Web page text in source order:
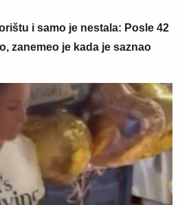
i samo je nestala: Posle 42
zanemeo je kada je saznao